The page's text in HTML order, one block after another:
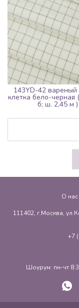
143YD-42 вареный
клетка бело-черная
б; ш. 2,45 м )
О нас
111402, г.Москва,
+7
Шоурум: пн-чт